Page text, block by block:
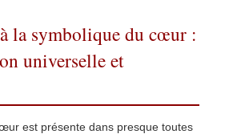
la symbolique du cœur :
universelle et
est présente dans presque toutes